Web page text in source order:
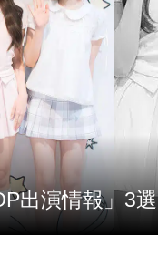
出演情報」3選